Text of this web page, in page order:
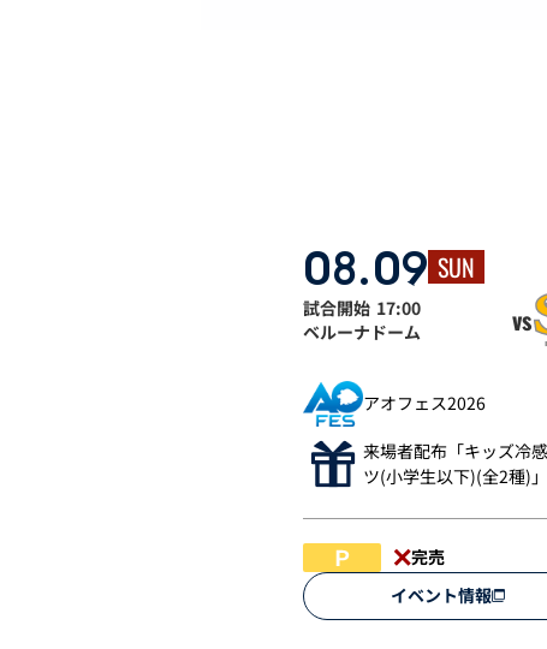
08.09 SUN
試合開始 17:00
ベルーナドーム
vs
アオフェス2026
来場者配布「キッズ冷
ツ(小学生以下)(全2種)」
完売
イベント情報